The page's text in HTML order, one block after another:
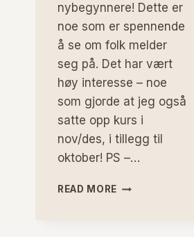
nybegynnere! Dette er
noe som er spennende
å se om folk melder
seg på. Det har vært
høy interesse – noe
som gjorde at jeg også
satte opp kurs i
nov/des, i tillegg til
oktober! PS –…
READ MORE DET